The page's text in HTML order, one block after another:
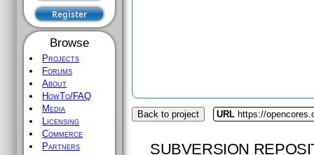
Browse
Projects
Forums
About
HowTo/FAQ
Media
Licensing
Commerce
Partners
Back to project URL https://
SUBVERSION